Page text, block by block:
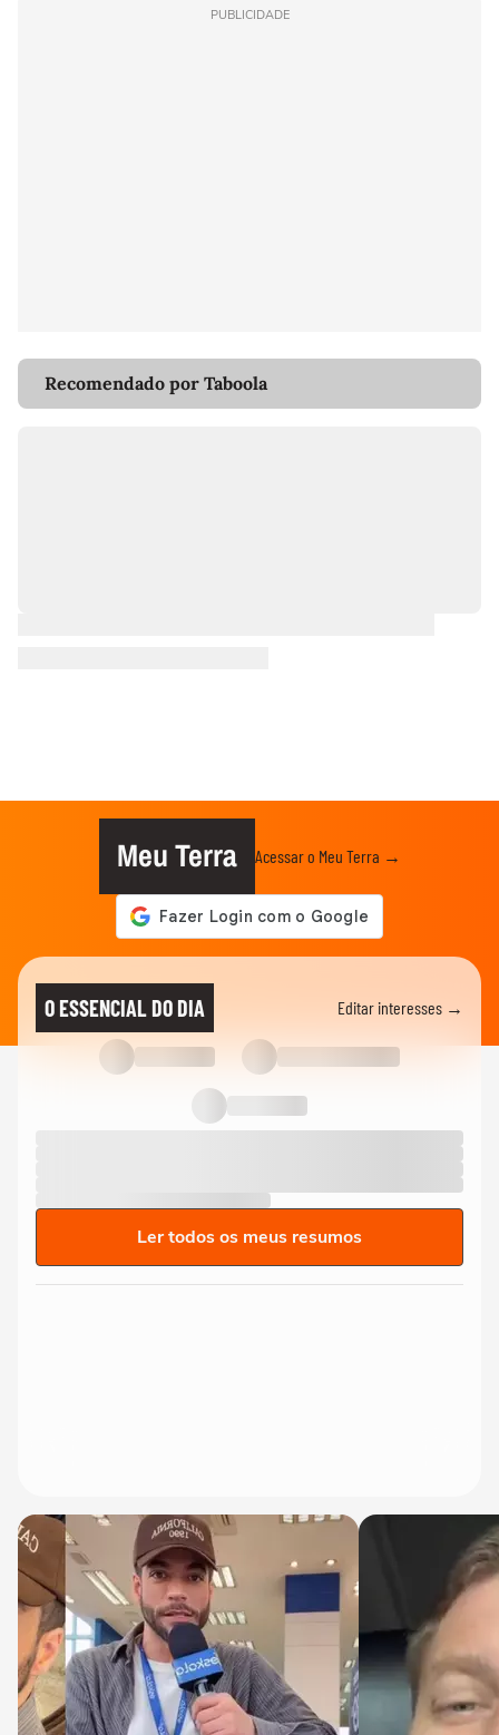
PUBLICIDADE
Recomendado por Taboola
Meu Terra Acessar o Meu Terra →
O ESSENCIAL DO DIA Editar interesses →
Ler todos os meus resumos